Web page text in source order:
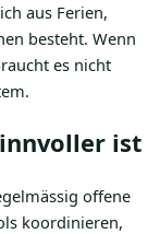
aus Ferien,
besteht. Wenn
es nicht
ist
offene
koordinieren,